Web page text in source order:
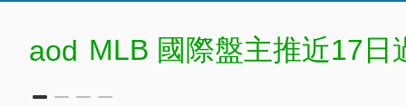
aod MLB 國際盤主推近17日